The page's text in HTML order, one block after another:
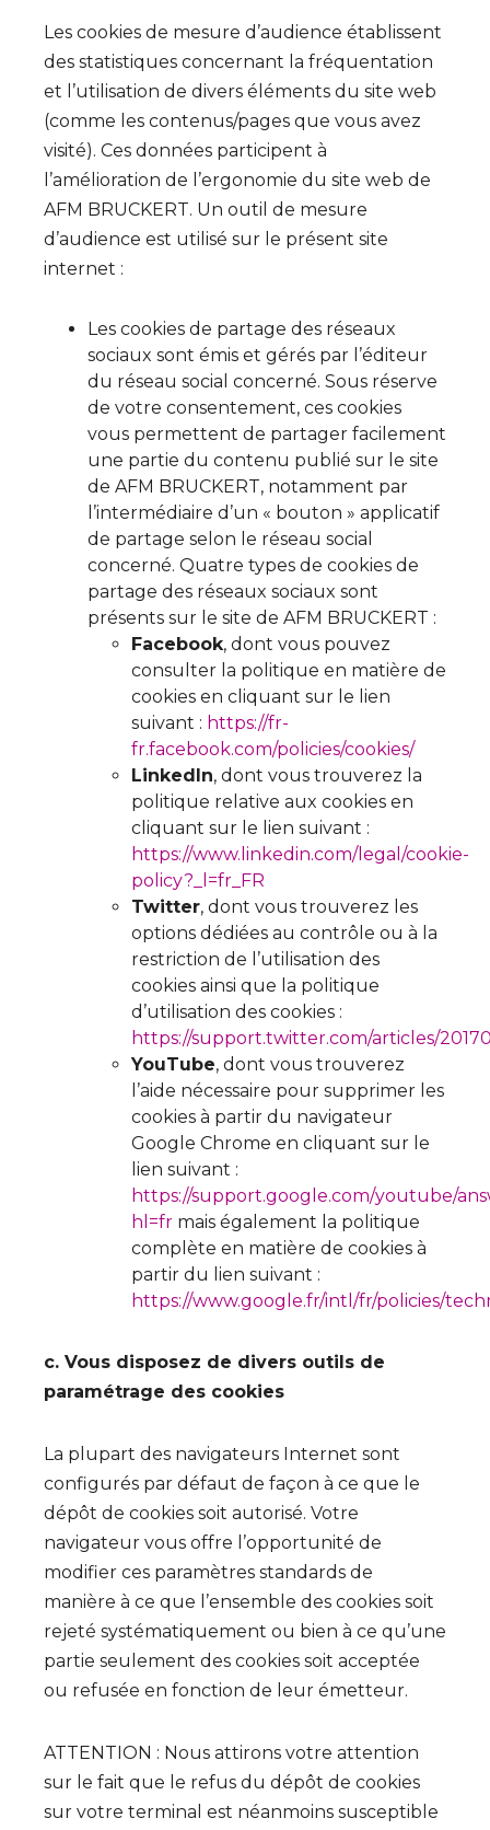
Les cookies de mesure d’audience établissent
des statistiques concernant la fréquentation
et l’utilisation de divers éléments du site web
(comme les contenus/pages que vous avez
visité). Ces données participent à
l’amélioration de l’ergonomie du site web de
AFM BRUCKERT. Un outil de mesure
d’audience est utilisé sur le présent site
internet :
Les cookies de partage des réseaux
sociaux sont émis et gérés par l’éditeur
du réseau social concerné. Sous réserve
de votre consentement, ces cookies
vous permettent de partager facilement
une partie du contenu publié sur le site
de AFM BRUCKERT, notamment par
l’intermédiaire d’un « bouton » applicatif
de partage selon le réseau social
concerné. Quatre types de cookies de
partage des réseaux sociaux sont
présents sur le site de AFM BRUCKERT :
Facebook, dont vous pouvez
consulter la politique en matière de
cookies en cliquant sur le lien
suivant : https://fr-
fr.facebook.com/policies/cookies/
LinkedIn, dont vous trouverez la
politique relative aux cookies en
cliquant sur le lien suivant :
https://www.linkedin.com/legal/cookie-
policy?_l=fr_FR
Twitter, dont vous trouverez les
options dédiées au contrôle ou à la
restriction de l’utilisation des
cookies ainsi que la politique
d’utilisation des cookies :
https://support.twitter.com/articles/
YouTube, dont vous trouverez
l’aide nécessaire pour supprimer les
cookies à partir du navigateur
Google Chrome en cliquant sur le
lien suivant :
https://support.google.com/youtube/
hl=fr mais également la politique
complète en matière de cookies à
partir du lien suivant :
https://www.google.fr/intl/fr/policies/
c. Vous disposez de divers outils de
paramétrage des cookies
La plupart des navigateurs Internet sont
configurés par défaut de façon à ce que le
dépôt de cookies soit autorisé. Votre
navigateur vous offre l’opportunité de
modifier ces paramètres standards de
manière à ce que l’ensemble des cookies soit
rejeté systématiquement ou bien à ce qu’une
partie seulement des cookies soit acceptée
ou refusée en fonction de leur émetteur.
ATTENTION : Nous attirons votre attention
sur le fait que le refus du dépôt de cookies
sur votre terminal est néanmoins susceptible